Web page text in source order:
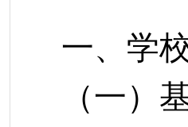
一、学
（一）